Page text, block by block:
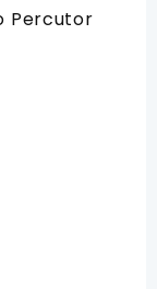
Percutor